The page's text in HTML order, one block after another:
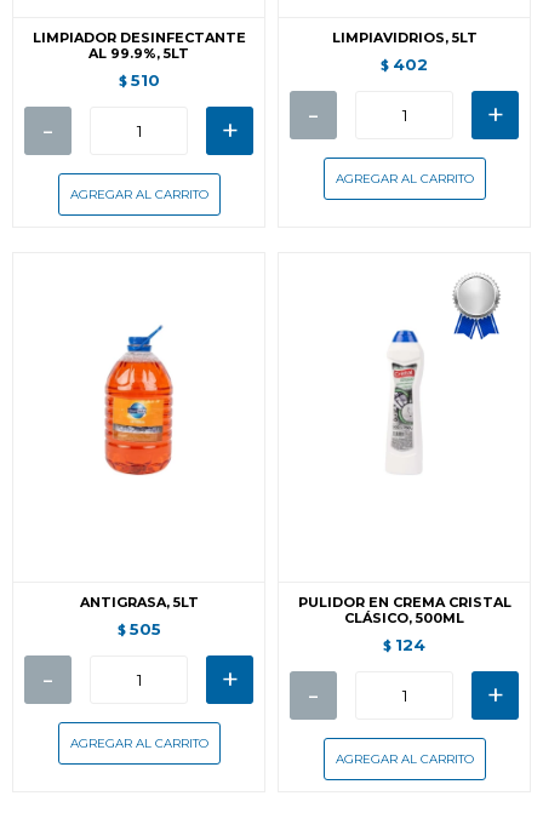
LIMPIADOR DESINFECTANTE
AL 99.9%, 5LT
$ 510
- +
LIMPIAVIDRIOS, 5LT
$ 402
- +
ANTIGRASA, 5LT
$ 505
- +
PULIDOR EN CREMA CRISTAL
CLÁSICO, 500ML
$ 124
- +